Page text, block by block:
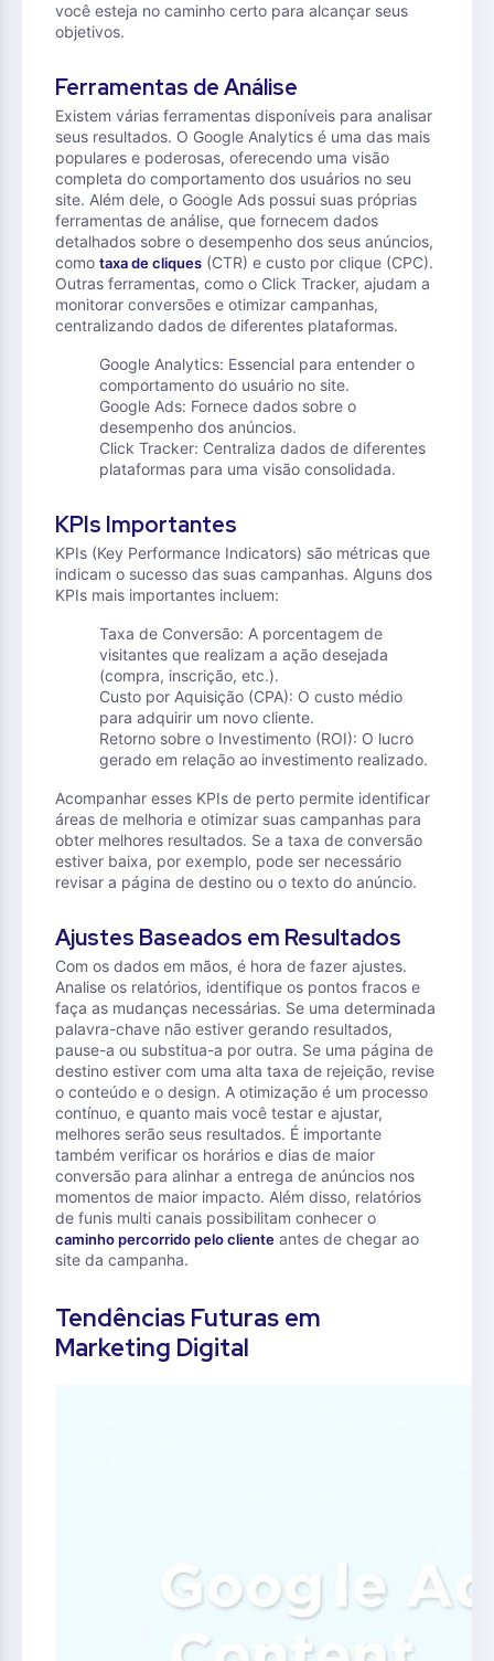
você esteja no caminho certo para alcançar seus
objetivos.
Ferramentas de Análise
Existem várias ferramentas disponíveis para analisar
seus resultados. O Google Analytics é uma das mais
populares e poderosas, oferecendo uma visão
completa do comportamento dos usuários no seu
site. Além dele, o Google Ads possui suas próprias
ferramentas de análise, que fornecem dados
detalhados sobre o desempenho dos seus anúncios,
como taxa de cliques (CTR) e custo por clique (CPC).
Outras ferramentas, como o Click Tracker, ajudam a
monitorar conversões e otimizar campanhas,
centralizando dados de diferentes plataformas.
Google Analytics: Essencial para entender o
comportamento do usuário no site.
Google Ads: Fornece dados sobre o
desempenho dos anúncios.
Click Tracker: Centraliza dados de diferentes
plataformas para uma visão consolidada.
KPIs Importantes
KPIs (Key Performance Indicators) são métricas que
indicam o sucesso das suas campanhas. Alguns dos
KPIs mais importantes incluem:
Taxa de Conversão: A porcentagem de
visitantes que realizam a ação desejada
(compra, inscrição, etc.).
Custo por Aquisição (CPA): O custo médio
para adquirir um novo cliente.
Retorno sobre o Investimento (ROI): O lucro
gerado em relação ao investimento realizado.
Acompanhar esses KPIs de perto permite identificar
áreas de melhoria e otimizar suas campanhas para
obter melhores resultados. Se a taxa de conversão
estiver baixa, por exemplo, pode ser necessário
revisar a página de destino ou o texto do anúncio.
Ajustes Baseados em Resultados
Com os dados em mãos, é hora de fazer ajustes.
Analise os relatórios, identifique os pontos fracos e
faça as mudanças necessárias. Se uma determinada
palavra-chave não estiver gerando resultados,
pause-a ou substitua-a por outra. Se uma página de
destino estiver com uma alta taxa de rejeição, revise
o conteúdo e o design. A otimização é um processo
contínuo, e quanto mais você testar e ajustar,
melhores serão seus resultados. É importante
também verificar os horários e dias de maior
conversão para alinhar a entrega de anúncios nos
momentos de maior impacto. Além disso, relatórios
de funis multi canais possibilitam conhecer o
caminho percorrido pelo cliente antes de chegar ao
site da campanha.
Tendências Futuras em
Marketing Digital